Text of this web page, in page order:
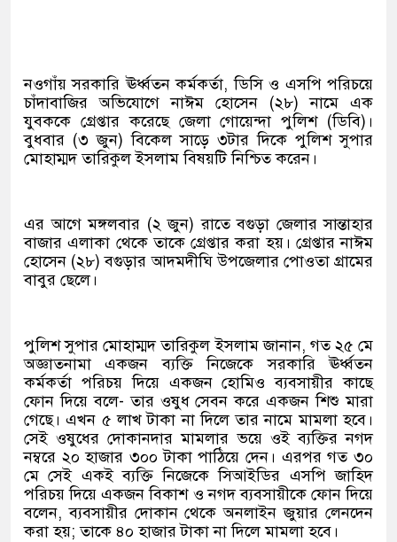
নওগাঁয় সরকারি ঊর্ধ্বতন কর্মকর্তা, ডিসি ও এসপি পরিচয়ে
চাঁদাবাজির অভিযোগে নাঈম হোসেন (২৮) নামে এক
যুবককে গ্রেপ্তার করেছে জেলা গোয়েন্দা পুলিশ (ডিবি)।
বুধবার (৩ জুন) বিকেল সাড়ে ৩টার দিকে পুলিশ সুপার
মোহাম্মদ তারিকুল ইসলাম বিষয়টি নিশ্চিত করেন।
এর আগে মঙ্গলবার (২ জুন) রাতে বগুড়া জেলার সান্তাহার
বাজার এলাকা থেকে তাকে গ্রেপ্তার করা হয়। গ্রেপ্তার নাঈম
হোসেন (২৮) বগুড়ার আদমদীঘি উপজেলার পোওতা গ্রামের
বাবুর ছেলে।
পুলিশ সুপার মোহাম্মদ তারিকুল ইসলাম জানান, গত ২৫ মে
অজ্ঞাতনামা একজন ব্যক্তি নিজেকে সরকারি ঊর্ধ্বতন
কর্মকর্তা পরিচয় দিয়ে একজন হোমিও ব্যবসায়ীর কাছে
ফোন দিয়ে বলে- তার ওষুধ সেবন করে একজন শিশু মারা
গেছে। এখন ৫ লাখ টাকা না দিলে তার নামে মামলা হবে।
সেই ওষুধের দোকানদার মামলার ভয়ে ওই ব্যক্তির নগদ
নম্বরে ২০ হাজার ৩০০ টাকা পাঠিয়ে দেন। এরপর গত ৩০
মে সেই একই ব্যক্তি নিজেকে সিআইডির এসপি জাহিদ
পরিচয় দিয়ে একজন বিকাশ ও নগদ ব্যবসায়ীকে ফোন দিয়ে
বলেন, ব্যবসায়ীর দোকান থেকে অনলাইন জুয়ার লেনদেন
করা হয়; তাকে ৪০ হাজার টাকা না দিলে মামলা হবে।